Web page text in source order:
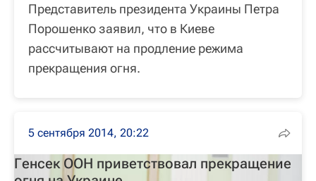
Представитель президента Украины Петра
Порошенко заявил, что в Киеве
рассчитывают на продление режима
прекращения огня.
5 сентября 2014, 20:22
Генсек ООН приветствовал прекращение